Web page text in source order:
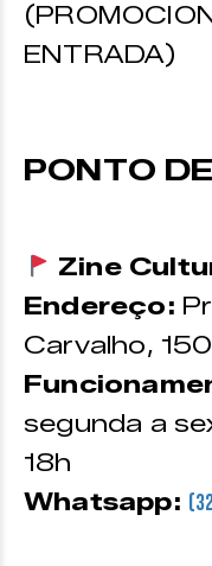
ENTRADA)
PONTO
Zine
Endereço:
Carvalho, 150
segunda a
18h
Whatsapp: